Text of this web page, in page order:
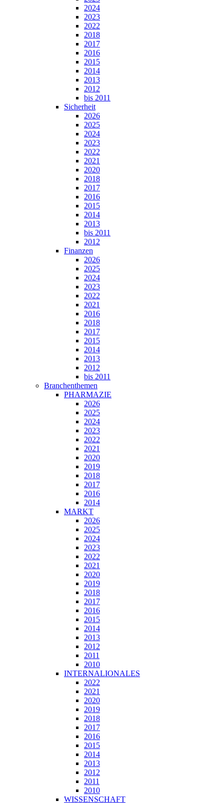
2024
2023
2022
2018
2017
2016
2015
2014
2013
2012
bis 2011
Sicherheit
2026
2025
2024
2023
2022
2021
2020
2018
2017
2016
2015
2014
2013
bis 2011
2012
Finanzen
2026
2025
2024
2023
2022
2021
2016
2018
2017
2015
2014
2013
2012
bis 2011
Branchenthemen
PHARMAZIE
2026
2025
2024
2023
2022
2021
2020
2019
2018
2017
2016
2014
MARKT
2026
2025
2024
2023
2022
2021
2020
2019
2018
2017
2016
2015
2014
2013
2012
2011
2010
INTERNALIONALES
2022
2021
2020
2019
2018
2017
2016
2015
2014
2013
2012
2011
2010
WISSENSCHAFT